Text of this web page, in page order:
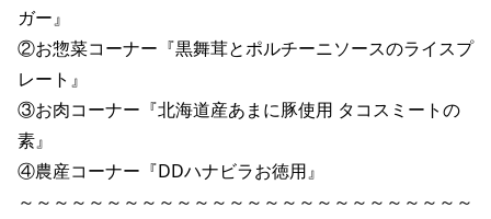
ガー』
②お惣菜コーナー『黒舞茸とポルチーニソースのライスプ
レート』
③お肉コーナー『北海道産あまに豚使用 タコスミートの
素』
④農産コーナー『DDハナビラお徳用』
～～～～～～～～～～～～～～～～～～～～～～～～～～